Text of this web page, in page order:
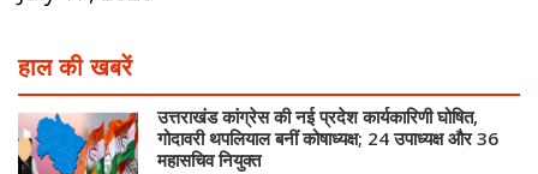
हाल की खबरें
उत्तराखंड कांग्रेस की नई प्रदेश कार्यकारिणी घोषित,
गोदावरी थपलियाल बनीं कोषाध्यक्ष; 24 उपाध्यक्ष और 36
महासचिव नियुक्त